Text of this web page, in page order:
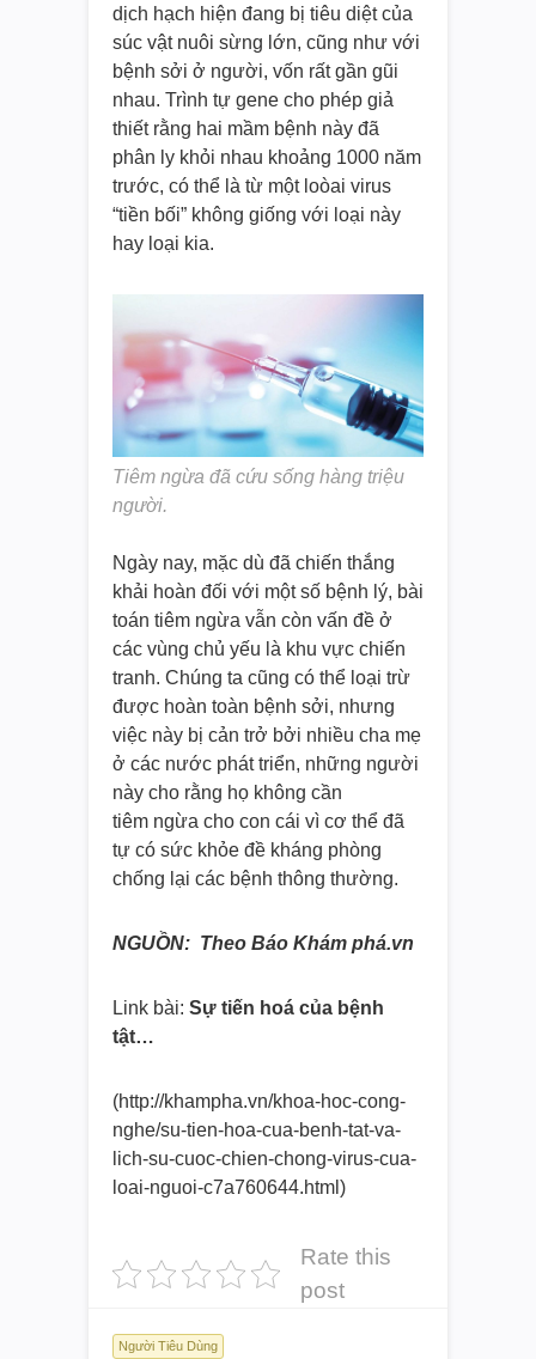
dịch hạch hiện đang bị tiêu diệt của
súc vật nuôi sừng lớn, cũng như với
bệnh sởi ở người, vốn rất gần gũi
nhau. Trình tự gene cho phép giả
thiết rằng hai mầm bệnh này đã
phân ly khỏi nhau khoảng 1000 năm
trước, có thể là từ một loòai virus
“tiền bối” không giống với loại này
hay loại kia.
Tiêm ngừa đã cứu sống hàng triệu
người.
Ngày nay, mặc dù đã chiến thắng
khải hoàn đối với một số bệnh lý, bài
toán tiêm ngừa vẫn còn vấn đề ở
các vùng chủ yếu là khu vực chiến
tranh. Chúng ta cũng có thể loại trừ
được hoàn toàn bệnh sởi, nhưng
việc này bị cản trở bởi nhiều cha mẹ
ở các nước phát triển, những người
này cho rằng họ không cần
tiêm ngừa cho con cái vì cơ thể đã
tự có sức khỏe đề kháng phòng
chống lại các bệnh thông thường.
NGUỒN: Theo Báo Khám phá.vn
Link bài: Sự tiến hoá của bệnh
tật…
(http://khampha.vn/khoa-hoc-cong-
nghe/su-tien-hoa-cua-benh-tat-va-
lich-su-cuoc-chien-chong-virus-cua-
loai-nguoi-c7a760644.html)
Rate this
post
Người Tiêu Dùng